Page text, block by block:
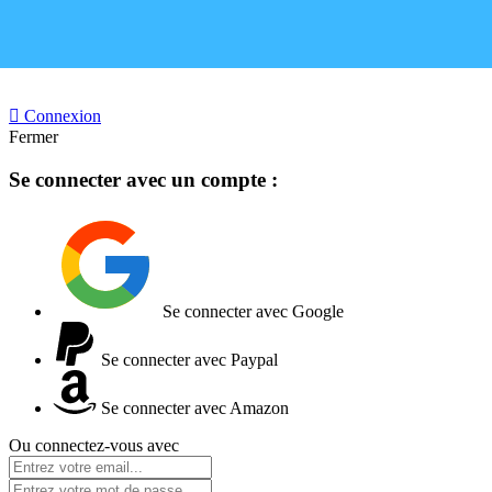
 Connexion
Fermer
Se connecter avec un compte :
Se connecter avec Google
Se connecter avec Paypal
Se connecter avec Amazon
Ou connectez-vous avec